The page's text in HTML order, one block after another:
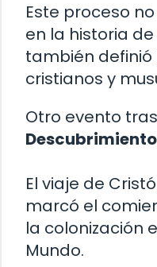
Este proceso
en la historia
también
cristianos y
Otro evento
El viaje de
marcó el
la colonización
Mundo.